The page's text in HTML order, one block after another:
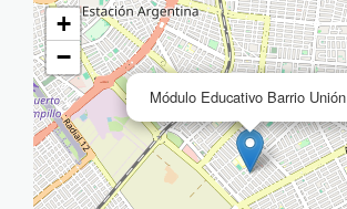
Módulo Educativo Barrio Unión
+
−